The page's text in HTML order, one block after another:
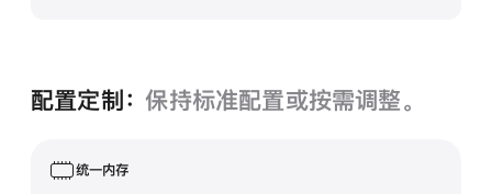
配置定制：保持标准配置或按需调整。
统一内存